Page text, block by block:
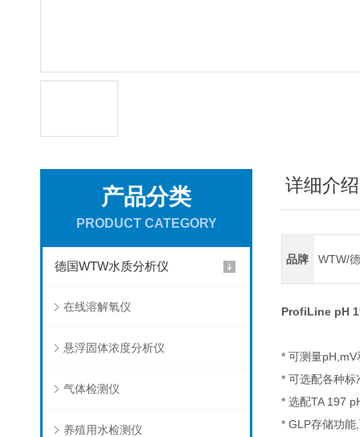
产品分类
PRODUCT CATEGORY
德国WTW水质分析仪
在线溶解氧仪
悬浮固体浓度分析仪
气体检测仪
养殖用水检测仪
详细介绍
品牌 WTW/
ProfiLine pH
* 可测量
* 可选配各种标
* 选配TA 197
* GLP存储功